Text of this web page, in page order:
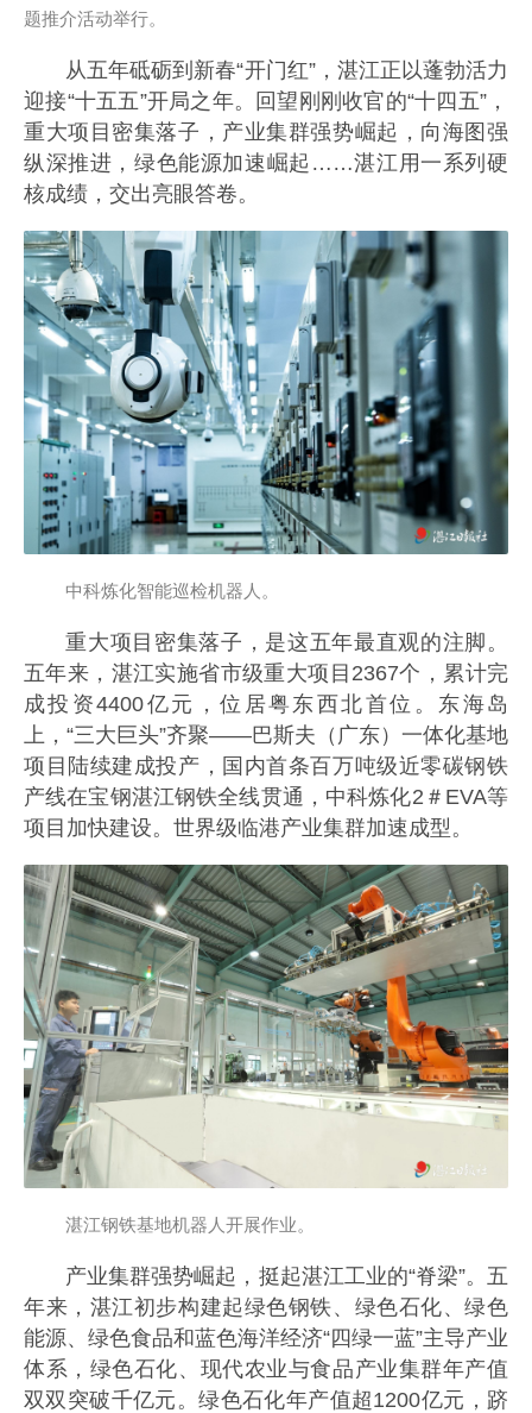
题推介活动举行。
从五年砥砺到新春“开门红”，湛江正以蓬勃活力
迎接“十五五”开局之年。回望刚刚收官的“十四五”，
重大项目密集落子，产业集群强势崛起，向海图强
纵深推进，绿色能源加速崛起……湛江用一系列硬
核成绩，交出亮眼答卷。
中科炼化智能巡检机器人。
重大项目密集落子，是这五年最直观的注脚。
五年来，湛江实施省市级重大项目2367个，累计完
成投资4400亿元，位居粤东西北首位。东海岛
上，“三大巨头”齐聚——巴斯夫（广东）一体化基地
项目陆续建成投产，国内首条百万吨级近零碳钢铁
产线在宝钢湛江钢铁全线贯通，中科炼化2＃EVA等
项目加快建设。世界级临港产业集群加速成型。
湛江钢铁基地机器人开展作业。
产业集群强势崛起，挺起湛江工业的“脊梁”。五
年来，湛江初步构建起绿色钢铁、绿色石化、绿色
能源、绿色食品和蓝色海洋经济“四绿一蓝”主导产业
体系，绿色石化、现代农业与食品产业集群年产值
双双突破千亿元。绿色石化年产值超1200亿元，跻